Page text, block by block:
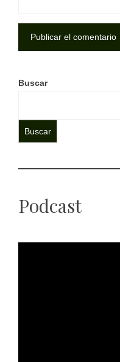
Buscar
Buscar
Podcast